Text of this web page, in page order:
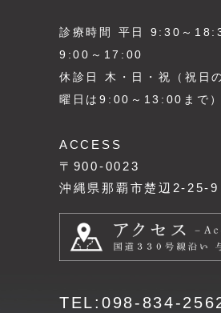
診療時間 平日 9:30～
9:00～17:00
休診日 木・日・祝（祝日
曜日は9:00～13:00まで）
ACCESS
〒900-0023
沖縄県那覇市楚辺2-25-9
TEL:098-834-